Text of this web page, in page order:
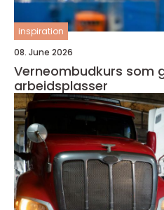
inspiration
08. June 2026
Verneombudkurs som
arbeidsplasser